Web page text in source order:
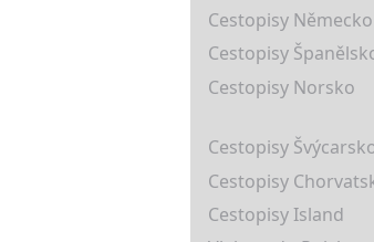
Cestopisy Německo
Cestopisy
Cestopisy Norsko
Cestopisy
Cestopisy
Cestopisy Island